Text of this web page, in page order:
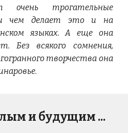
очень трогательные
чем делает это и на
языках. А еще она
Без всякого сомнения,
творчества она
и будущим ...